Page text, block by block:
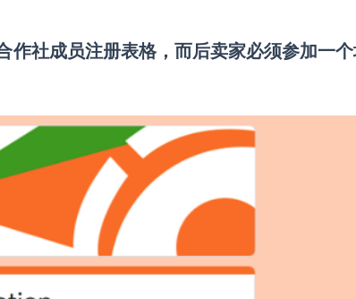
社成员注册表格，而后卖家必须参加一个